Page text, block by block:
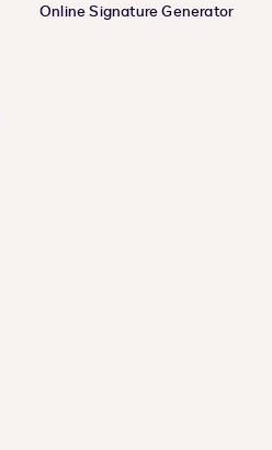
Online Signature Generator